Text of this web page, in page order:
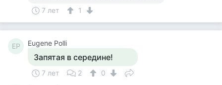
7 лет 1
EP Eugene Polli
Запятая в середине!
7 лет 2 0